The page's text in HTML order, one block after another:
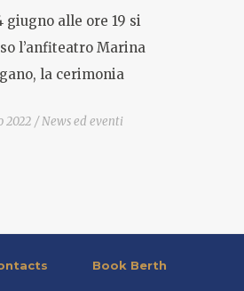
giugno alle ore 19 si
l’anfiteatro Marina
la cerimonia
2022 News ed eventi
Book Berth